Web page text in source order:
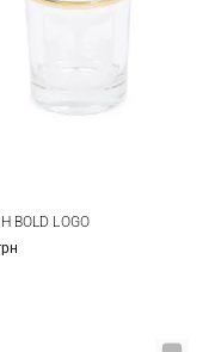
BOLD LOGO